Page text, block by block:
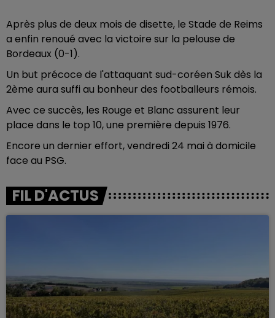
Après plus de deux mois de disette, le Stade de Reims
a enfin renoué avec la victoire sur la pelouse de
Bordeaux (0-1).
Un but précoce de l'attaquant sud-coréen Suk dès la
2ème aura suffi au bonheur des footballeurs rémois.
Avec ce succès, les Rouge et Blanc assurent leur
place dans le top 10, une première depuis 1976.
Encore un dernier effort, vendredi 24 mai à domicile
face au PSG.
FIL D'ACTUS